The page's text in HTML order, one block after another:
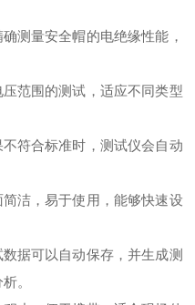
量安全帽的电绝缘性能，
范围的测试，适应不同类型
符合标准时，测试仪会自动
洁，易于使用，能够快速设
据可以自动保存，并生成测
。